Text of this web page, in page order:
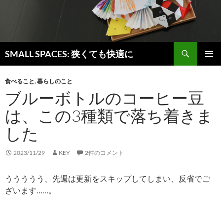
SMALL SPACES: 狭くても快適に
索
テ
ン
ツ
へ
ス
キ
ッ
プ
食べること,暮らしのこと
ブルーボトルのコーヒー豆
は、この3種類で落ち着きま
した
2023/11/29 KEY 2件のコメント
ううううう、先週は更新をスキップしてしまい、反省でご
ざいます……。